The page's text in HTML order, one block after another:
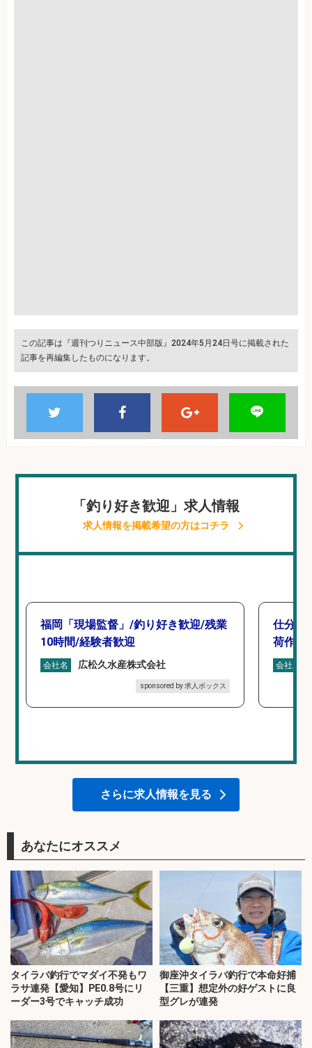
この記事は『週刊つりニュース中部版』2024年5月24日号に掲載された
記事を再編集したものになります。
「釣り好き歓迎」求人情報
求人情報を掲載希望の方はコチラ
福岡「現場監督」/釣り好き歓迎/残業
10時間/経験者歓迎
会社名 広松久水産株式会社
sponsored by 求人ボックス
仕分け
荷作業
会社名
さらに求人情報を見る
あなたにオススメ
タイラバ釣行でマダイ不発もワ
ラサ連発【愛知】PE0.8号にリ
ーダー3号でキャッチ成功
御座沖タイラバ釣行で本命好捕
【三重】想定外の好ゲストに良
型グレが連発